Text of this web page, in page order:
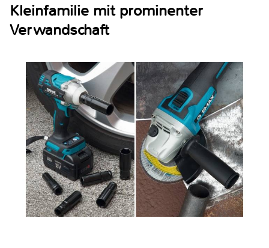
Kleinfamilie mit prominenter
Verwandschaft